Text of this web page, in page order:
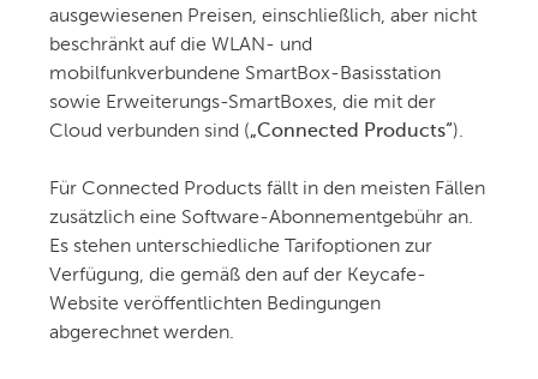
ausgewiesenen Preisen, einschließlich, aber nicht
beschränkt auf die WLAN- und
mobilfunkverbundene SmartBox-Basisstation
sowie Erweiterungs-SmartBoxes, die mit der
Cloud verbunden sind („Connected Products“).
Für Connected Products fällt in den meisten Fällen
zusätzlich eine Software-Abonnementgebühr an.
Es stehen unterschiedliche Tarifoptionen zur
Verfügung, die gemäß den auf der Keycafe-
Website veröffentlichten Bedingungen
abgerechnet werden.